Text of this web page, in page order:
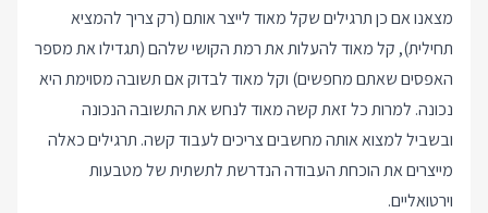
מצאנו אם כן תרגילים שקל מאוד לייצר אותם (רק צריך להמציא
תחילית), קל מאוד להעלות את רמת הקושי שלהם (תגדילו את מספר
האפסים שאתם מחפשים) וקל מאוד לבדוק אם תשובה מסוימת היא
נכונה. למרות כל זאת קשה מאוד לנחש את התשובה הנכונה
ובשביל למצוא אותה מחשבים צריכים לעבוד קשה. תרגילים כאלה
מייצרים את הוכחת העבודה הנדרשת לתשתית של מטבעות
וירטואליים.